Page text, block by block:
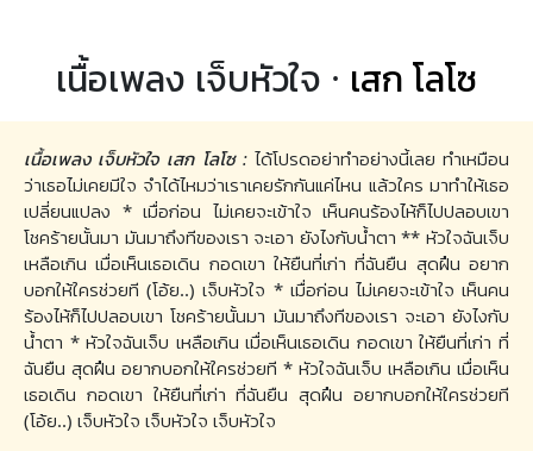
เนื้อเพลง เจ็บหัวใจ · เสก โลโซ
เนื้อเพลง เจ็บหัวใจ เสก โลโซ : ได้โปรดอย่าทำอย่างนี้เลย ทำเหมือน
ว่าเธอไม่เคยมีใจ จำได้ไหมว่าเราเคยรักกันแค่ไหน แล้วใคร มาทำให้เธอ
เปลี่ยนแปลง * เมื่อก่อน ไม่เคยจะเข้าใจ เห็นคนร้องไห้ก็ไปปลอบเขา
โชคร้ายนั้นมา มันมาถึงทีของเรา จะเอา ยังไงกับน้ำตา ** หัวใจฉันเจ็บ
เหลือเกิน เมื่อเห็นเธอเดิน กอดเขา ให้ยืนที่เก่า ที่ฉันยืน สุดฝืน อยาก
บอกให้ใครช่วยที (โอ้ย..) เจ็บหัวใจ * เมื่อก่อน ไม่เคยจะเข้าใจ เห็นคน
ร้องไห้ก็ไปปลอบเขา โชคร้ายนั้นมา มันมาถึงทีของเรา จะเอา ยังไงกับ
น้ำตา * หัวใจฉันเจ็บ เหลือเกิน เมื่อเห็นเธอเดิน กอดเขา ให้ยืนที่เก่า ที่
ฉันยืน สุดฝืน อยากบอกให้ใครช่วยที * หัวใจฉันเจ็บ เหลือเกิน เมื่อเห็น
เธอเดิน กอดเขา ให้ยืนที่เก่า ที่ฉันยืน สุดฝืน อยากบอกให้ใครช่วยที
(โอ้ย..) เจ็บหัวใจ เจ็บหัวใจ เจ็บหัวใจ